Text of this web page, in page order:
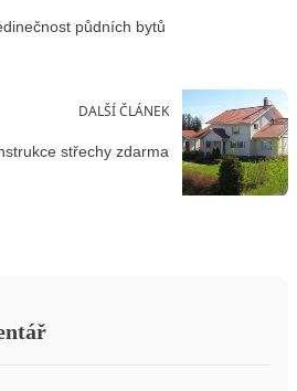
půdních bytů
DALŠÍ ČLÁNEK
střechy zdarma